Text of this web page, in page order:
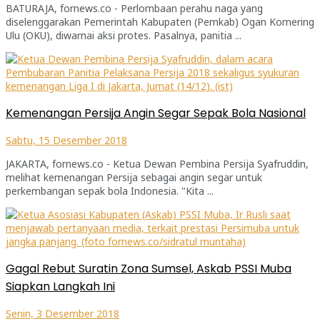
BATURAJA, fornews.co - Perlombaan perahu naga yang
diselenggarakan Pemerintah Kabupaten (Pemkab) Ogan Komering
Ulu (OKU), diwarnai aksi protes. Pasalnya, panitia ...
Kemenangan Persija Angin Segar Sepak Bola Nasional
Sabtu, 15 Desember 2018
JAKARTA, fornews.co - Ketua Dewan Pembina Persija Syafruddin,
melihat kemenangan Persija sebagai angin segar untuk
perkembangan sepak bola Indonesia. "Kita ...
Gagal Rebut Suratin Zona Sumsel, Askab PSSI Muba
Siapkan Langkah Ini
Senin, 3 Desember 2018